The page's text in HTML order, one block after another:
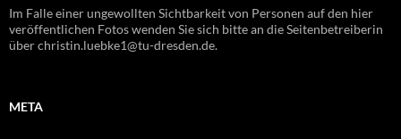
Im Falle einer ungewollten Sichtbarkeit von Personen auf den hier
veröffentlichen Fotos wenden Sie sich bitte an die Seitenbetreiberin
über christin.luebke1@tu-dresden.de.
META